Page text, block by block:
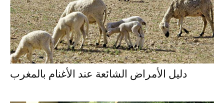
دليل الأمراض الشائعة عند الأغنام بالمغرب